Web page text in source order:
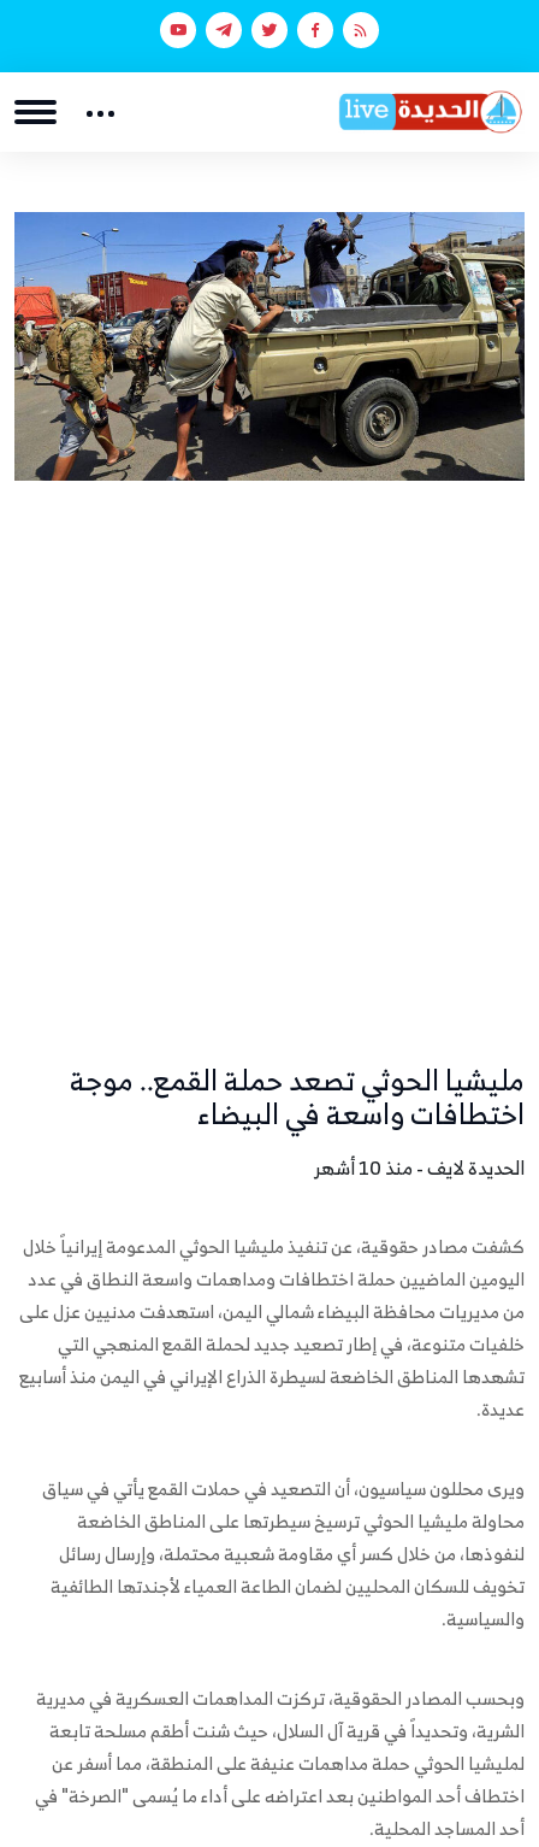
مليشيا الحوثي تصعد حملة القمع.. موجة
اختطافات واسعة في البيضاء
الحديدة لايف - منذ 10 أشهر
كشفت مصادر حقوقية، عن تنفيذ مليشيا الحوثي المدعومة إيرانياً خلال
اليومين الماضيين حملة اختطافات ومداهمات واسعة النطاق في عدد
من مديريات محافظة البيضاء شمالي اليمن، استهدفت مدنيين عزل على
خلفيات متنوعة، في إطار تصعيد جديد لحملة القمع المنهجي التي
تشهدها المناطق الخاضعة لسيطرة الذراع الإيراني في اليمن منذ أسابيع
عديدة.
ويرى محللون سياسيون، أن التصعيد في حملات القمع يأتي في سياق
محاولة مليشيا الحوثي ترسيخ سيطرتها على المناطق الخاضعة
لنفوذها، من خلال كسر أي مقاومة شعبية محتملة، وإرسال رسائل
تخويف للسكان المحليين لضمان الطاعة العمياء لأجندتها الطائفية
والسياسية.
وبحسب المصادر الحقوقية، تركزت المداهمات العسكرية في مديرية
الشرية، وتحديداً في قرية آل السلال، حيث شنت أطقم مسلحة تابعة
لمليشيا الحوثي حملة مداهمات عنيفة على المنطقة، مما أسفر عن
اختطاف أحد المواطنين بعد اعتراضه على أداء ما يُسمى "الصرخة" في
أحد المساجد المحلية.